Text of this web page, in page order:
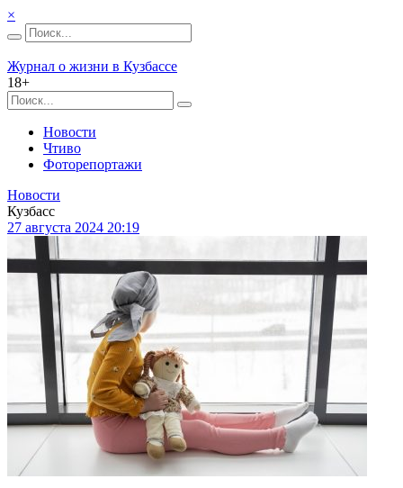
×
Журнал о жизни в Кузбассе
18+
Новости
Чтиво
Фоторепортажи
Новости
Кузбасс
27 августа 2024 20:19